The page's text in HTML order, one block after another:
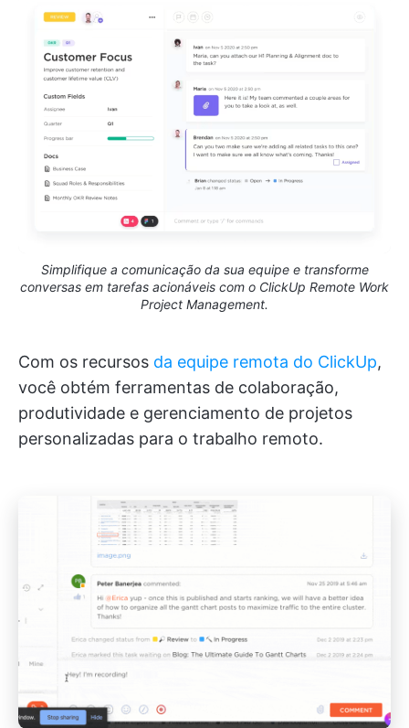
Simplifique a comunicação da sua equipe e transforme
conversas em tarefas acionáveis com o ClickUp Remote Work
Project Management.
Com os recursos da equipe remota do ClickUp,
você obtém ferramentas de colaboração,
produtividade e gerenciamento de projetos
personalizadas para o trabalho remoto.